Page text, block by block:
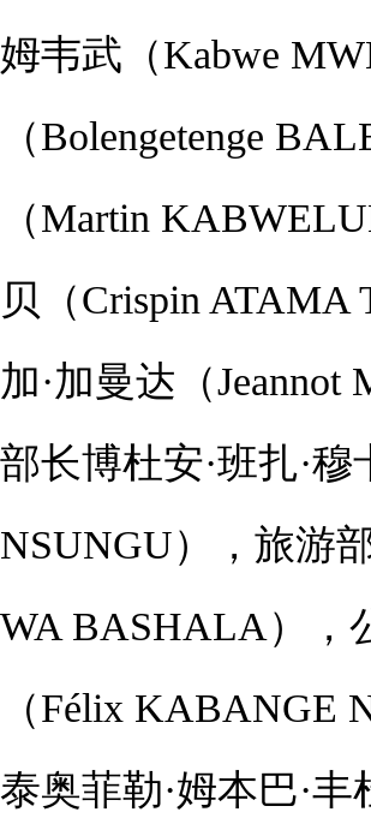
姆韦武（Kabwe
（Bolengetenge
（Martin
贝（Crispin
加·加曼达（
部长博杜安·班扎·
NSUNGU），旅游
WA BASHALA），
（Félix KABANGE
泰奥菲勒·姆本巴·